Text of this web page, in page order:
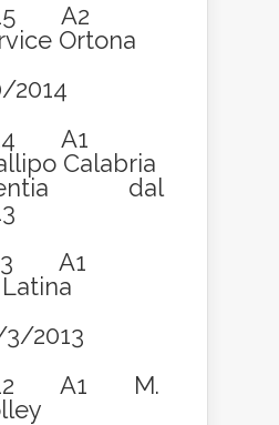
A2
Ortona
2014
A1
Calabria
dal
A1
Latina
2013
A1 M.